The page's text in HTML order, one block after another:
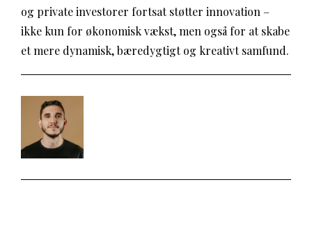
og private investorer fortsat støtter innovation –
ikke kun for økonomisk vækst, men også for at skabe
et mere dynamisk, bæredygtigt og kreativt samfund.